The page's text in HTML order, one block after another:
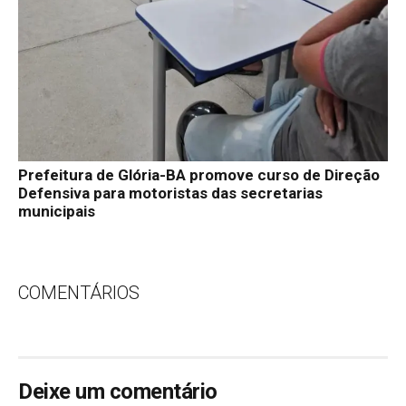
Prefeitura de Glória-BA promove curso de Direção
Defensiva para motoristas das secretarias
municipais
COMENTÁRIOS
Deixe um comentário